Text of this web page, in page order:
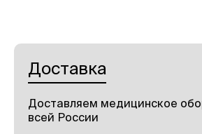
Доставка
Доставляем медицинское
всей России